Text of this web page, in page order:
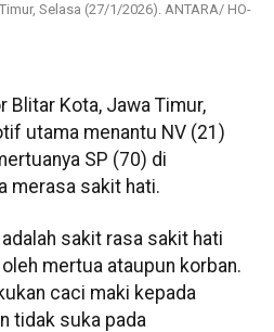
Selasa (27/1/2026). ANTARA/ HO-
Blitar Kota, Jawa Timur,
utama menantu NV (21)
SP (70) di
merasa sakit hati.
sakit rasa sakit hati
mertua ataupun korban.
caci maki kepada
tidak suka pada